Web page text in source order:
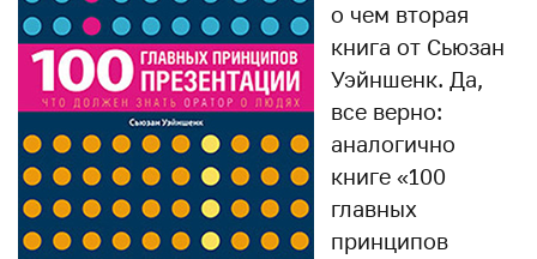
о чем вторая
книга от Сьюзан
Уэйншенк. Да,
все верно:
аналогично
книге «100
главных
принципов